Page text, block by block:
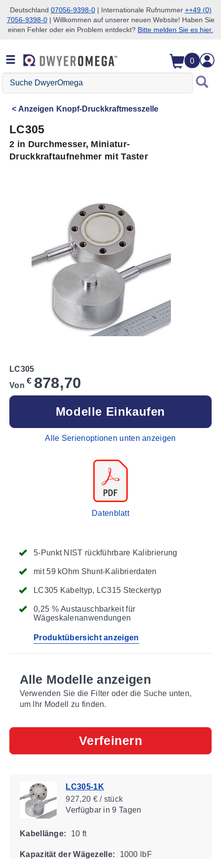
Zum Suchen überspringen
Zum Hauptinhalt überspringen
Zur Navigation überspringen
Deutschland 07056-9398-0| Internationale Rufnummer ++49 (0)
7056-9398-0| Willkommen auf unserer neuen Website! Haben Sie
einen Fehler oder ein Problem entdeckt? Bitte melden Sie es hier.
0
Suche
DwyerOmega
Anzeigen Knopf-Druckkraftmesszelle
LC305
2 in Durchmesser, Miniatur-
Druckkraftaufnehmer mit Taster
5-Punkt NIST rückführbare Kalibrierung
mit 59 kOhm Shunt-Kalibrierdaten
LC305 Kabeltyp, LC315 Steckertyp
0,25 % Austauschbarkeit für
Wägeskalenanwendungen
Produktübersicht anzeigen
LC305
Von € 878,70
Modelle Einkaufen
Alle Serienoptionen unten anzeigen
Datenblatt
Alle Modelle anzeigen
Verwenden Sie die Filter oder die Suche unten,
um Ihr Modell zu finden.
Verfeinern
LC305-1K
927,20 € / stück
Verfügbarin 9 Tagen
Kabellänge: 10 ft
Kapazität der Wägezelle: 1000 lbF